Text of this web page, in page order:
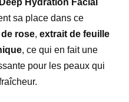
Hydration Facial
sa place dans ce
de rose, extrait de feuille
, ce qui en fait une
pour les peaux qui